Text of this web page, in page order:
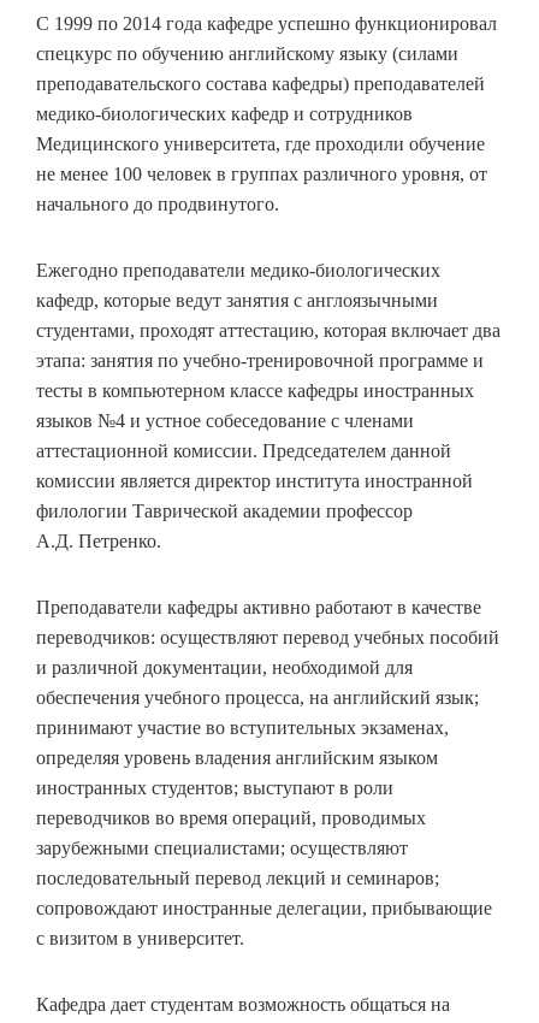
С 1999 по 2014 года кафедре успешно функционировал
спецкурс по обучению английскому языку (силами
преподавательского состава кафедры) преподавателей
медико-биологических кафедр и сотрудников
Медицинского университета, где проходили обучение
не менее 100 человек в группах различного уровня, от
начального до продвинутого.
Ежегодно преподаватели медико-биологических
кафедр, которые ведут занятия с англоязычными
студентами, проходят аттестацию, которая включает два
этапа: занятия по учебно-тренировочной программе и
тесты в компьютерном классе кафедры иностранных
языков №4 и устное собеседование с членами
аттестационной комиссии. Председателем данной
комиссии является директор института иностранной
филологии Таврической академии профессор
А.Д. Петренко.
Преподаватели кафедры активно работают в качестве
переводчиков: осуществляют перевод учебных пособий
и различной документации, необходимой для
обеспечения учебного процесса, на английский язык;
принимают участие во вступительных экзаменах,
определяя уровень владения английским языком
иностранных студентов; выступают в роли
переводчиков во время операций, проводимых
зарубежными специалистами; осуществляют
последовательный перевод лекций и семинаров;
сопровождают иностранные делегации, прибывающие
с визитом в университет.
Кафедра дает студентам возможность общаться на